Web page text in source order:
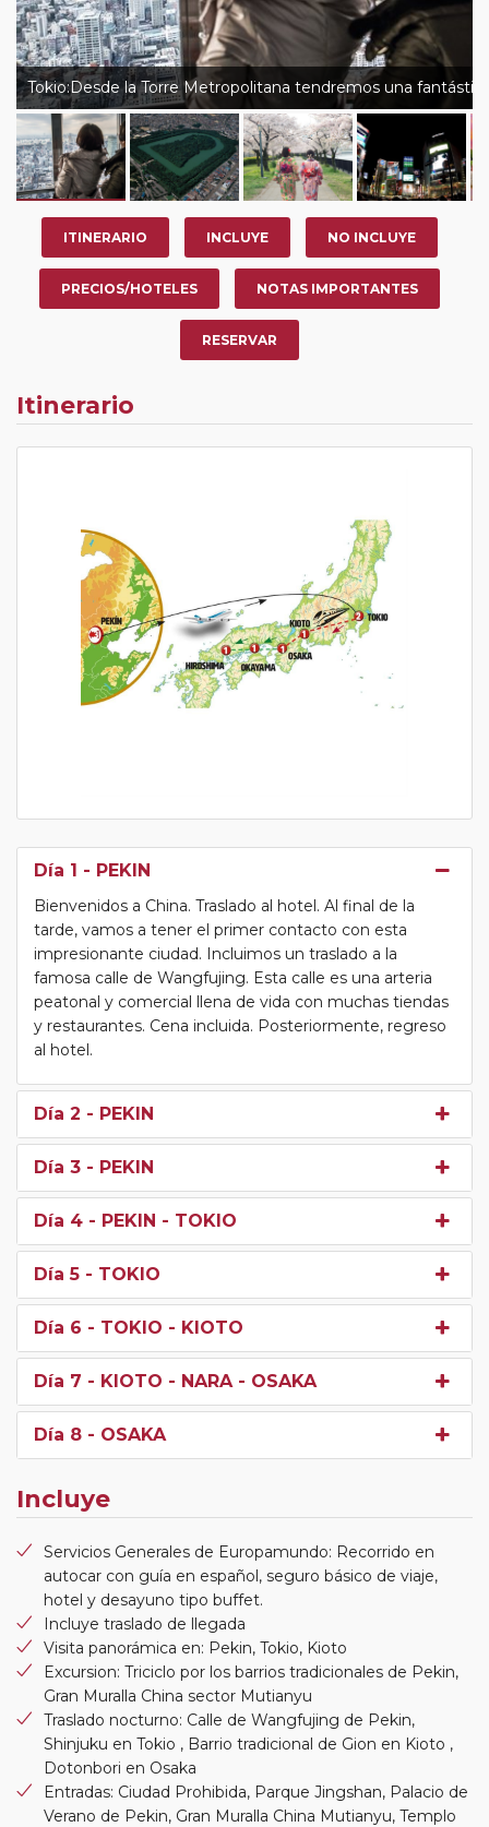
Tokio:Desde la Torre Metropolitana tendremos una
ITINERARIO INCLUYE NO INCLUYE
PRECIOS/HOTELES NOTAS IMPORTANTES
RESERVAR
Itinerario
Día 1 - PEKIN
Bienvenidos a China. Traslado al hotel. Al final de la
tarde, vamos a tener el primer contacto con esta
impresionante ciudad. Incluimos un traslado a la
famosa calle de Wangfujing. Esta calle es una arteria
peatonal y comercial llena de vida con muchas tiendas
y restaurantes. Cena incluida. Posteriormente, regreso
al hotel.
Día 2 - PEKIN
Día 3 - PEKIN
Día 4 - PEKIN - TOKIO
Día 5 - TOKIO
Día 6 - TOKIO - KIOTO
Día 7 - KIOTO - NARA - OSAKA
Día 8 - OSAKA
Incluye
Servicios Generales de Europamundo: Recorrido en
autocar con guía en español, seguro básico de viaje,
hotel y desayuno tipo buffet.
Incluye traslado de llegada
Visita panorámica en: Pekin, Tokio, Kioto
Excursion: Triciclo por los barrios tradicionales de Pekin,
Gran Muralla China sector Mutianyu
Traslado nocturno: Calle de Wangfujing de Pekin,
Shinjuku en Tokio , Barrio tradicional de Gion en Kioto ,
Dotonbori en Osaka
Entradas: Ciudad Prohibida, Parque Jingshan, Palacio de
Verano de Pekin, Gran Muralla China Mutianyu, Templo